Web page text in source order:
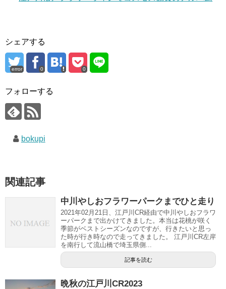
シェアする
error 0 0
フォローする
bokupi
関連記事
中川やしおフラワーパークまでひと走り
2021年02月21日、江戸川CR経由で中川やしおフラワ
ーパークまで出かけてきました。本当は花桃が咲く
季節がベストシーズンなのですが、行きたいと思っ
た時が行き時なので走ってきました。 江戸川CR左岸
を南行して流山橋で埼玉県側...
記事を読む
晩秋の江戸川CR2023